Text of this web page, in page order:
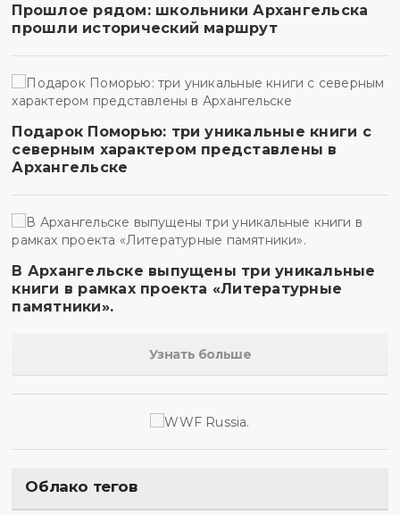
Прошлое рядом: школьники Архангельска
прошли исторический маршрут
Подарок Поморью: три уникальные книги с
северным характером представлены в
Архангельске
В Архангельске выпущены три уникальные
книги в рамках проекта «Литературные
памятники».
Узнать больше
Облако тегов